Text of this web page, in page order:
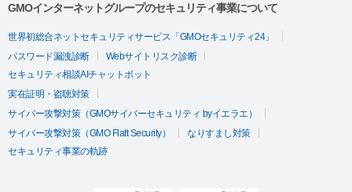
GMOインターネットグループのセキュリティ事業について
世界初総合ネットセキュリティサービス「GMOセキュリティ24」
パスワード漏洩診断
Webサイトリスク診断
セキュリティ相談AIチャットボット
実在証明・盗聴対策
サイバー攻撃対策（GMOサイバーセキュリティ byイエラエ）
サイバー攻撃対策（GMO Flatt Security）
なりすまし対策
セキュリティ事業の軌跡